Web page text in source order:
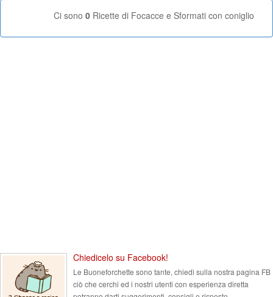
Ci sono 0 Ricette di Focacce e Sformati con coniglio
Chiedicelo su Facebook!
Le Buoneforchette sono tante, chiedi sulla nostra pagina FB
ciò che cerchi ed i nostri utenti con esperienza diretta